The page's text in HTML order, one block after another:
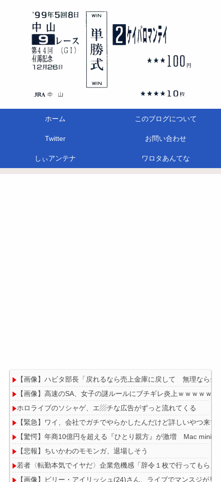
ホーム このブログについて
Twitter お問い合わせ
しぃアンテナ ワロタあんてな
【画像】ハビタ部長「戻れるなら売上金庫に戻して 無理なら
【画像】高速のSA、女子の謎ルールにブチギレ炎上ｗｗｗｗｗ
ホロライブのソシャゲ、エ▨チな広告がずっと流れてくる
【緊急】ワイ、会社でガチでやらかしたんだけど詳しいやつ来て
【驚愕】年商10億円を超える『ひとり親方』が激増 Mac mini
【悲報】ちいかわのモモンガ、退場しそう
若者〈転勤本気でイヤだ〉企業危機感「辞令１枚で行ってもら
【画像】ビリー・アイリッシュ(24)さん、ライブでマンスジが見